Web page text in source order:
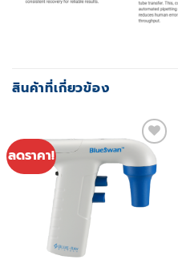
สินค้าที่เกี่ยวข้อง
ลดราคา! Add to
wishlist